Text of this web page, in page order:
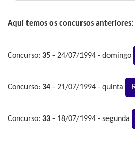
Aqui temos os concursos anteriores:
Concurso: 35 - 24/07/1994 - domingo
Concurso: 34 - 21/07/1994 - quinta
Concurso: 33 - 18/07/1994 - segunda